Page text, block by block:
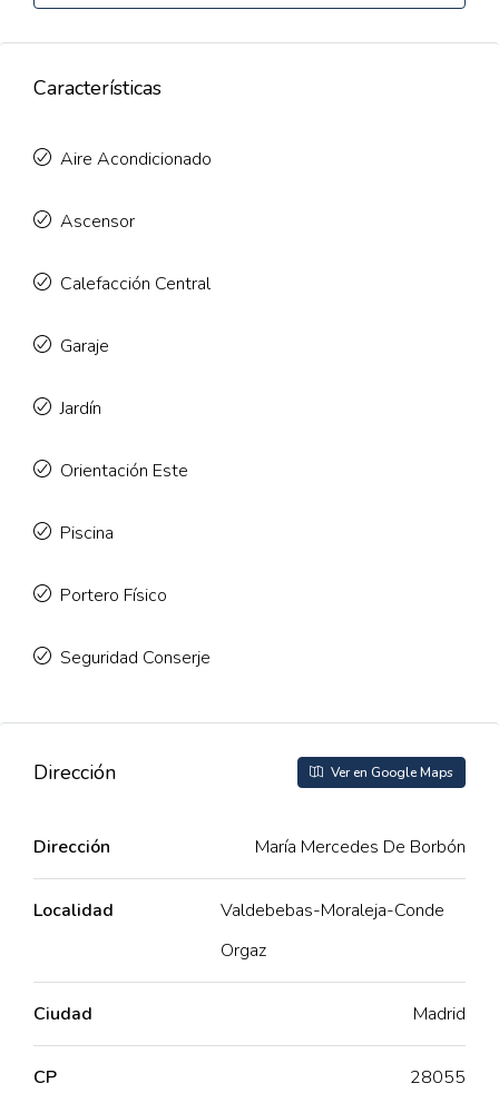
Características
Aire Acondicionado
Ascensor
Calefacción Central
Garaje
Jardín
Orientación Este
Piscina
Portero Físico
Seguridad Conserje
Dirección Ver en Google Maps
Dirección María Mercedes De Borbón
Localidad
Valdebebas-Moraleja-Conde
Orgaz
Ciudad Madrid
CP 28055